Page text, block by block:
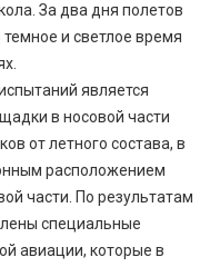
За два дня полетов
и светлое время
является
в носовой части
от летного состава, в
расположением
части. По результатам
специальные
авиации, которые в